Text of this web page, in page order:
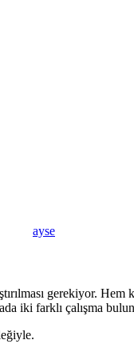
ayse
gerekiyor.
farklı çalışma